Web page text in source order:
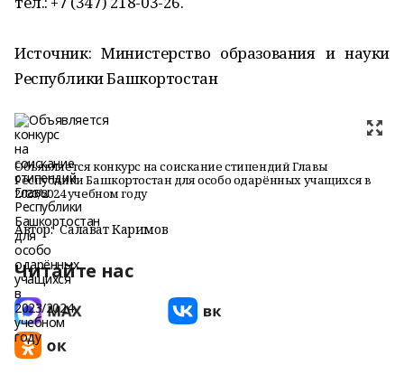
Источник: Министерство образования и науки
Республики Башкортостан
Объявляется конкурс на соискание стипендий Главы
Республики Башкортостан для особо одарённых учащихся в
2023/2024 учебном году
Автор: Салават Каримов
Читайте нас